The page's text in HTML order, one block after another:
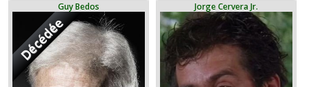
Guy Bedos
Décédée
Jorge Cervera Jr.